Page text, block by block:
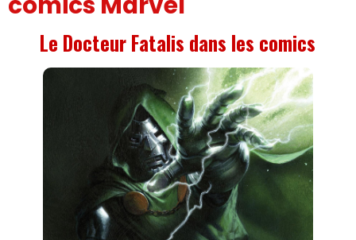
Le Docteur Fatalis dans les comics